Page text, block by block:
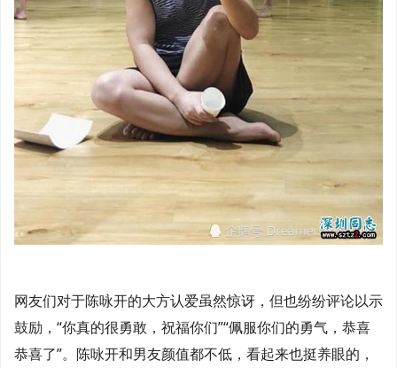
网友们对于陈咏开的大方认爱虽然惊讶，但也纷纷评论以示
鼓励，“你真的很勇敢，祝福你们”“佩服你们的勇气，恭喜
恭喜了”。陈咏开和男友颜值都不低，看起来也挺养眼的，